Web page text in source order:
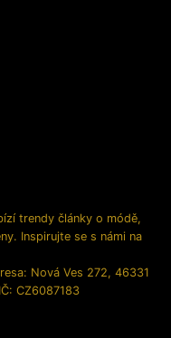
trendy články o módě,
Inspirujte se s námi na
Nová Ves 272, 46331
CZ6087183